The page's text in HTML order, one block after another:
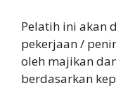
Pelatih ini akan
pekerjaan /
oleh majikan
berdasarkan